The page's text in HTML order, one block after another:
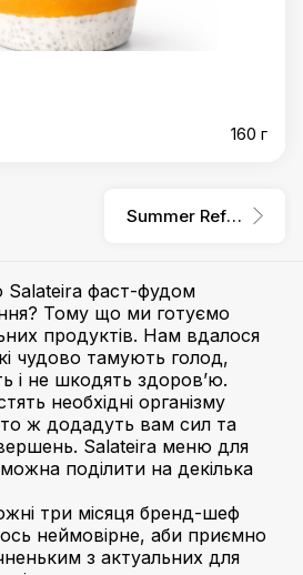
160 г
Summer Refresh
фаст-фудом
Тому що ми готуємо
продуктів. Нам вдалося
чудово тамують голод,
і не шкодять здоров’ю.
необхідні організму
ж додадуть вам сил та
Salateira меню для
поділити на декілька
три місяця бренд-шеф
неймовірне, аби приємно
з актуальних для